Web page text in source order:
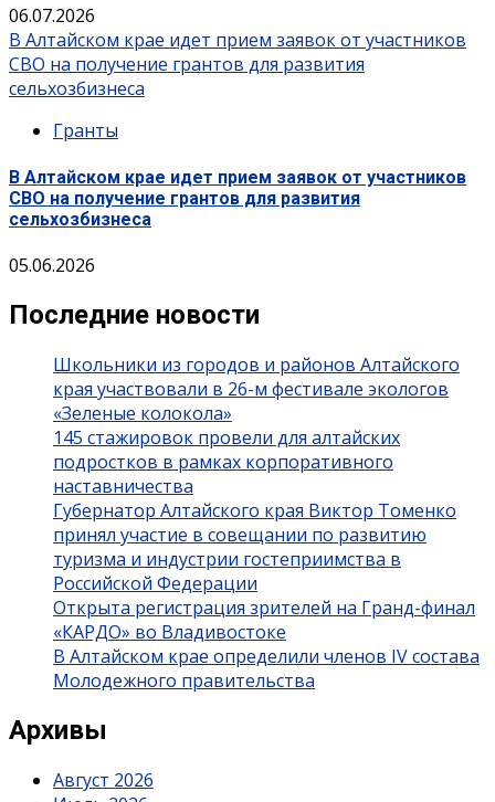
06.07.2026
В Алтайском крае идет прием заявок от участников
СВО на получение грантов для развития
сельхозбизнеса
Гранты
В Алтайском крае идет прием заявок от участников
СВО на получение грантов для развития
сельхозбизнеса
05.06.2026
Последние новости
Школьники из городов и районов Алтайского
края участвовали в 26-м фестивале экологов
«Зеленые колокола»
145 стажировок провели для алтайских
подростков в рамках корпоративного
наставничества
Губернатор Алтайского края Виктор Томенко
принял участие в совещании по развитию
туризма и индустрии гостеприимства в
Российской Федерации
Открыта регистрация зрителей на Гранд-финал
«КАРДО» во Владивостоке
В Алтайском крае определили членов IV состава
Молодежного правительства
Архивы
Август 2026